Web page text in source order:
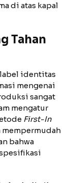
di atas kapal
Tahan
identitas
mengenai
sangat
mengatur
First-In
mempermudah
bahwa